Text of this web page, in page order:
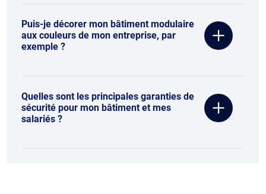
Puis-je décorer mon bâtiment modulaire
aux couleurs de mon entreprise, par
exemple ?
Quelles sont les principales garanties de
sécurité pour mon bâtiment et mes
salariés ?